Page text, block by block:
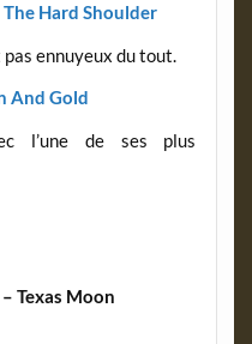
The Hard Shoulder
ennuyeux du tout.
And Gold
l’une de ses plus
Texas Moon